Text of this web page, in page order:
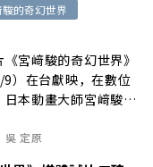
駿的奇幻世界
宮﨑駿的奇幻世界》
）在台獻映，在數位
本動畫大師宮﨑駿仍
吳 定原